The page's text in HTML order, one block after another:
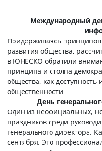
Международный
Придерживаясь
развития общества,
в ЮНЕСКО обратили
принципа и столпа
общества, как
общественности.
День
Один из неофициальных,
праздников среди
генерального директора.
сентября. Это